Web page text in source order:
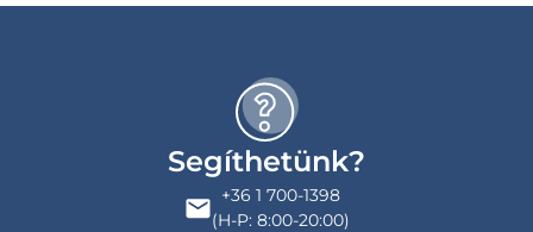
Segíthetünk?
+36 1 700-1398
(H-P: 8:00-20:00)